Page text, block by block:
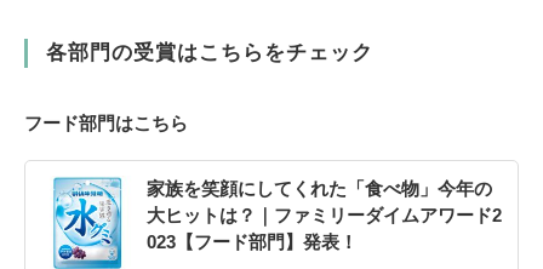
各部門の受賞はこちらをチェック
フード部門はこちら
家族を笑顔にしてくれた「食べ物」今年の
大ヒットは？｜ファミリーダイムアワード2
023【フード部門】発表！